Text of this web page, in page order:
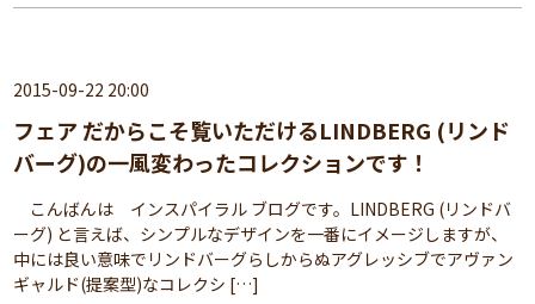
2015-09-22 20:00
フェア だからこそ覧いただけるLINDBERG (リンド
バーグ)の一風変わったコレクションです！
こんばんは インスパイラル ブログです。LINDBERG (リンドバ
ーグ) と言えば、シンプルなデザインを一番にイメージしますが、
中には良い意味でリンドバーグらしからぬアグレッシブでアヴァン
ギャルド(提案型)なコレクシ […]